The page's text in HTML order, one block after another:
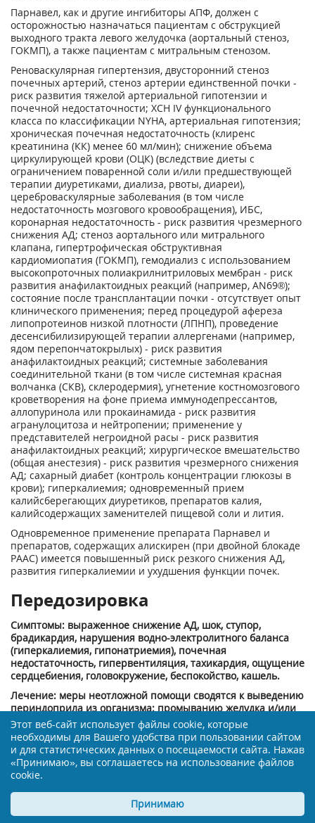
Парнавел, как и другие ингибиторы АПФ, должен с
осторожностью назначаться пациентам с обструкцией
выходного тракта левого желудочка (аортальный стеноз,
ГОКМП), а также пациентам с митральным стенозом.
Реноваскулярная гипертензия, двусторонний стеноз
почечных артерий, стеноз артерии единственной почки -
риск развития тяжелой артериальной гипотензии и
почечной недостаточности; ХСН IV функционального
класса по классификации NYHA, артериальная гипотензия;
хроническая почечная недостаточность (клиренс
креатинина (КК) менее 60 мл/мин); снижение объема
циркулирующей крови (ОЦК) (вследствие диеты с
ограничением поваренной соли и/или предшествующей
терапии диуретиками, диализа, рвоты, диареи),
цереброваскулярные заболевания (в том числе
недостаточность мозгового кровообращения), ИБС,
коронарная недостаточность - риск развития чрезмерного
снижения АД; стеноз аортального или митрального
клапана, гипертрофическая обструктивная
кардиомиопатия (ГОКМП), гемодиализ с использованием
высокопроточных полиакрилнитриловых мембран - риск
развития анафилактоидных реакций (например, AN69®);
состояние после трансплантации почки - отсутствует опыт
клинического применения; перед процедурой афереза
липопротеинов низкой плотности (ЛПНП), проведение
десенсибилизирующей терапии аллергенами (например,
ядом перепончатокрылых) - риск развития
анафилактоидных реакций; системные заболевания
соединительной ткани (в том числе системная красная
волчанка (СКВ), склеродермия), угнетение костномозгового
кроветворения на фоне приема иммунодепрессантов,
аллопуринола или прокаинамида - риск развития
агранулоцитоза и нейтропении; применение у
представителей негроидной расы - риск развития
анафилактоидных реакций; хирургическое вмешательство
(общая анестезия) - риск развития чрезмерного снижения
АД; сахарный диабет (контроль концентрации глюкозы в
крови); гиперкалиемия; одновременный прием
калийсберегающих диуретиков, препаратов калия,
калийсодержащих заменителей пищевой соли и лития.
Одновременное применение препарата Парнавел и
препаратов, содержащих алискирен (при двойной блокаде
РААС) имеется повышенный риск резкого снижения АД,
развития гиперкалиемии и ухудшения функции почек.
Передозировка
Симптомы: выраженное снижение АД, шок, ступор,
брадикардия, нарушения водно-электролитного баланса
(гиперкалиемия, гипонатриемия), почечная
недостаточность, гипервентиляция, тахикардия, ощущение
сердцебиения, головокружение, беспокойство, кашель.
Лечение: меры неотложной помощи сводятся к выведению
периндоприла из организма: промыванию желудка и/или
приёму активированного угля с последующим
восстановлением водно-электролитного баланса.
При выраженном снижении АД - придать пациенту
горизонтальное положение с приподнятыми ногами и
провести мероприятия по восполнению объема
циркулирующей крови, внутривенно ввести 0,9% раствор
Этот веб-сайт использует файлы cookie, которые
необходимы для Вашего удобства при пользовании сайтом
и для статистических данных о посещаемости сайта. Нажав
«Принимаю», вы соглашаетесь на использование файлов
cookie.
Принимаю